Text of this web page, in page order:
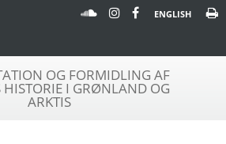
ENGLISH
OG FORMIDLING AF
HISTORIE I GRØNLAND OG
ARKTIS